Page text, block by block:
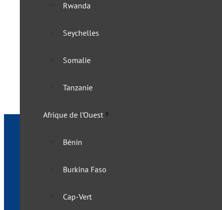
Rwanda
Seychelles
Somalie
Tanzanie
Afrique de l’Ouest
Bénin
Burkina Faso
Cap-Vert
MAURICE: L’île est
7 juillet 2022